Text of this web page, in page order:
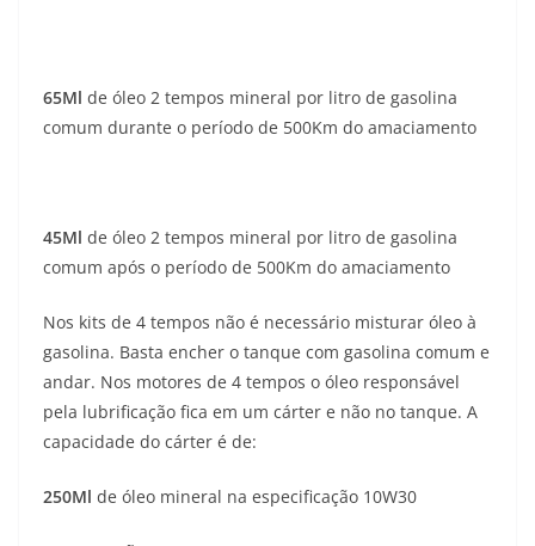
65Ml de óleo 2 tempos mineral por litro de gasolina
comum durante o período de 500Km do amaciamento
45Ml de óleo 2 tempos mineral por litro de gasolina
comum após o período de 500Km do amaciamento
Nos kits de 4 tempos não é necessário misturar óleo à
gasolina. Basta encher o tanque com gasolina comum e
andar. Nos motores de 4 tempos o óleo responsável
pela lubrificação fica em um cárter e não no tanque. A
capacidade do cárter é de:
250Ml de óleo mineral na especificação 10W30